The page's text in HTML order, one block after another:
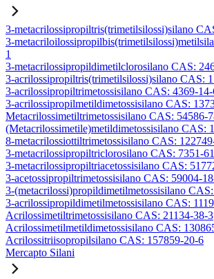
3-metacrilossipropiltris(trimetilsilossi)silano
3-
1
3-metacrilossipropildimetilclorosilano CAS:
3-acrilossipropiltris(trimetilsilossi)silano CAS:
3-acrilossipropiltrimetossisilano CAS: 4369-
3-acrilossipropilmetildimetossisilano CAS:
Metacrilossimetiltrimetossisilano CAS: 54586-
(Metacrilossimetile)metildimetossisilano CAS:
8-metacrilossiottiltrimetossisilano CAS:
3-metacrilossipropiltriclorosilano CAS: 7351-
3-metacrilossipropiltriacetossisilano CAS:
3-acetossipropiltrimetossisilano CAS: 59004-
3-(metacrilossi)propildimetilmetossisilano
3-acrilossipropildimetilmetossisilano CAS:
Acrilossimetiltrimetossisilano CAS: 21134-38-3
Acrilossimetilmetildimetossisilano CAS:
Acrilossitriisopropilsilano CAS: 157859-20-6
Mercapto Silani